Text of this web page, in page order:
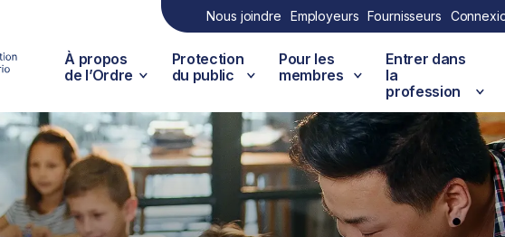
Nous joindre Employeurs Fournisseurs
À propos
de l’Ordre
Protection
du public
Pour les
membres
Entrer dans
la
profession